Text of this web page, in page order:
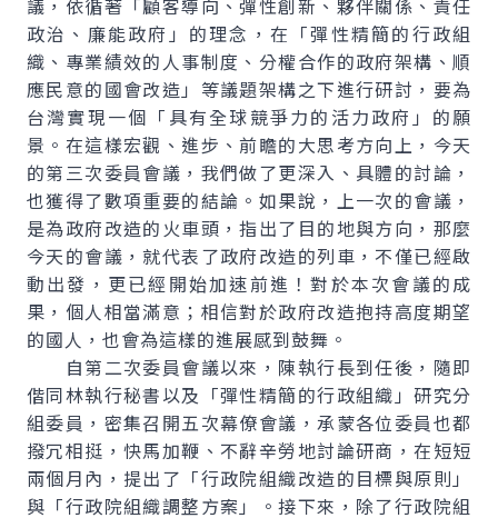
議，依循著「顧客導向、彈性創新、夥伴關係、責任
政治、廉能政府」的理念，在「彈性精簡的行政組
織、專業績效的人事制度、分權合作的政府架構、順
應民意的國會改造」等議題架構之下進行研討，要為
台灣實現一個「具有全球競爭力的活力政府」的願
景。在這樣宏觀、進步、前瞻的大思考方向上，今天
的第三次委員會議，我們做了更深入、具體的討論，
也獲得了數項重要的結論。如果說，上一次的會議，
是為政府改造的火車頭，指出了目的地與方向，那麼
今天的會議，就代表了政府改造的列車，不僅已經啟
動出發，更已經開始加速前進！對於本次會議的成
果，個人相當滿意；相信對於政府改造抱持高度期望
的國人，也會為這樣的進展感到鼓舞。
自第二次委員會議以來，陳執行長到任後，隨即
偕同林執行秘書以及「彈性精簡的行政組織」研究分
組委員，密集召開五次幕僚會議，承蒙各位委員也都
撥冗相挺，快馬加鞭、不辭辛勞地討論研商，在短短
兩個月內，提出了「行政院組織改造的目標與原則」
與「行政院組織調整方案」。接下來，除了行政院組